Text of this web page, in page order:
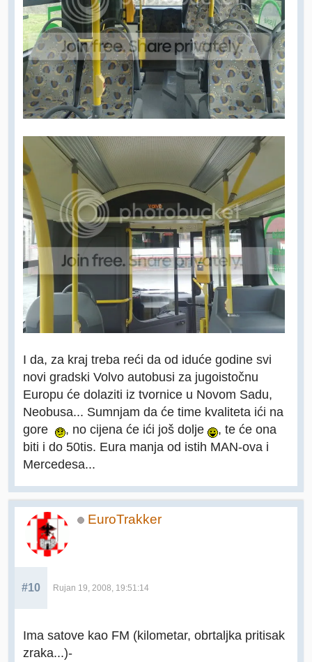
I da, za kraj treba reći da od iduće godine svi
novi gradski Volvo autobusi za jugoistočnu
Europu će dolaziti iz tvornice u Novom Sadu,
Neobusa... Sumnjam da će time kvaliteta ići na
gore
, no cijena će ići još dolje
, te će ona
biti i do 50tis. Eura manja od istih MAN-ova i
Mercedesa...
EuroTrakker
#10 Rujan 19, 2008, 19:51:14
Ima satove kao FM (kilometar, obrtaljka pritisak
zraka...)-